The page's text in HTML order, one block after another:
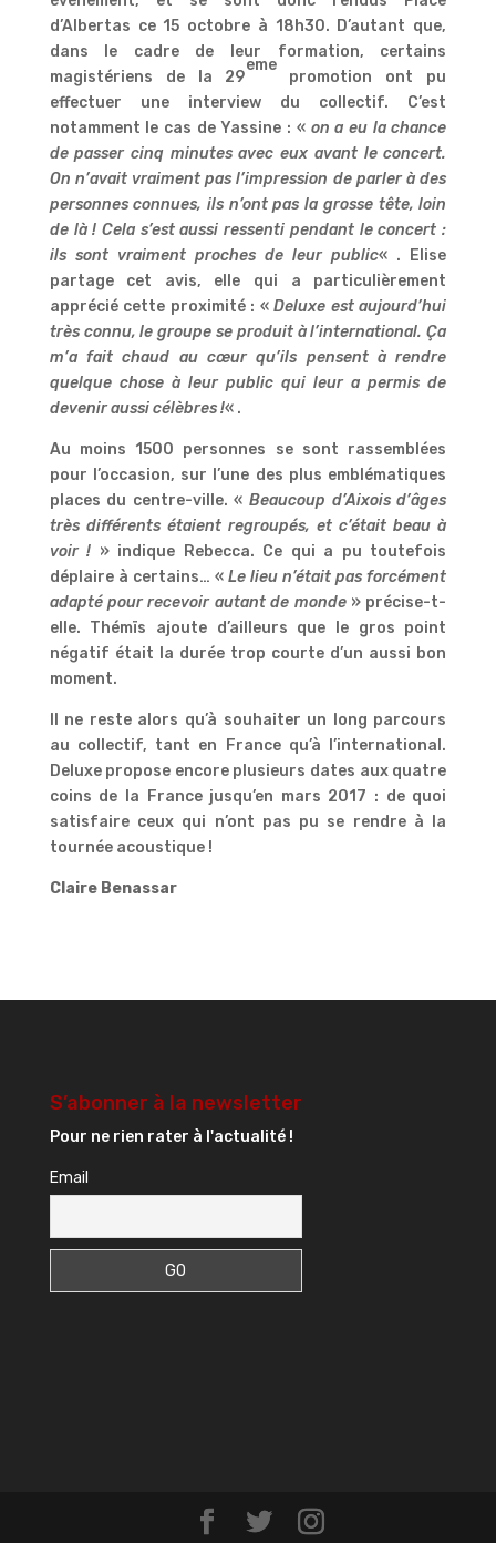
d’Albertas ce 15 octobre à 18h30. D’autant que,
dans le cadre de leur formation, certains
magistériens de la 29
eme
promotion ont pu
effectuer une interview du collectif. C’est
notamment le cas de Yassine : « on a eu la chance
de passer cinq minutes avec eux avant le concert.
On n’avait vraiment pas l’impression de parler à des
personnes connues, ils n’ont pas la grosse tête, loin
de là ! Cela s’est aussi ressenti pendant le concert :
ils sont vraiment proches de leur public« . Elise
partage cet avis, elle qui a particulièrement
apprécié cette proximité : «Deluxe est aujourd’hui
très connu, le groupe se produit à l’international. Ça
m’a fait chaud au cœur qu’ils pensent à rendre
quelque chose à leur public qui leur a permis de
devenir aussi célèbres !« .
Au moins 1500 personnes se sont rassemblées
pour l’occasion, sur l’une des plus emblématiques
places du centre-ville. «Beaucoup d’Aixois d’âges
très différents étaient regroupés, et c’était beau à
voir ! » indique Rebecca. Ce qui a pu toutefois
déplaire à certains… « Le lieu n’était pas forcément
adapté pour recevoir autant de monde» précise-t-
elle. Thémïs ajoute d’ailleurs que le gros point
négatif était la durée trop courte d’un aussi bon
moment.
Il ne reste alors qu’à souhaiter un long parcours
au collectif, tant en France qu’à l’international.
Deluxe propose encore plusieurs dates aux quatre
coins de la France jusqu’en mars 2017 : de quoi
satisfaire ceux qui n’ont pas pu se rendre à la
tournée acoustique !
Claire Benassar
S’abonner à la newsletter
Pour ne rien rater à l'actualité !
Email